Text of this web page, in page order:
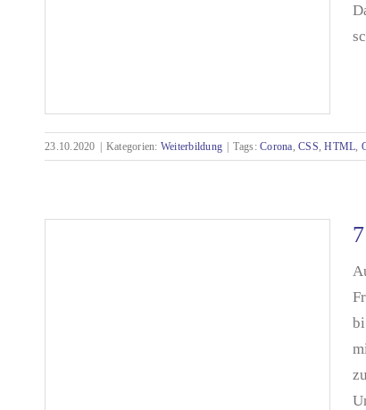
23.10.2020 Kategorien: Weiterbildung Tags:Corona,CSS,HTML,